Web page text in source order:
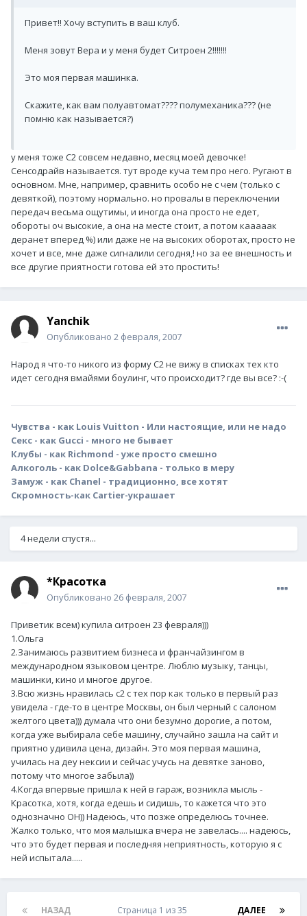
Привет!! Хочу вступить в ваш клуб.
Меня зовут Вера и у меня будет Ситроен 2!!!!!!!
Это моя первая машинка.
Скажите, как вам полуавтомат???? полумеханика??? (не
помню как называется?)
у меня тоже С2 совсем недавно, месяц моей девочке!
Сенсодрайв называется. тут вроде куча тем про него. Ругают в
основном. Мне, например, сравнить особо не с чем (только с
девяткой), поэтому нормально. но провалы в переключении
передач весьма ощутимы, и иногда она просто не едет,
обороты оч высокие, а она на месте стоит, а потом кааааак
деранет вперед %) или даже не на высоких оборотах, просто не
хочет и все, мне даже сигналили сегодня,! но за ее внешность и
все другие приятности готова ей это простить!
Yanchik
Опубликовано 2 февраля, 2007
Народ я что-то никого из форму С2 не вижу в списках тех кто
идет сегодня вмайями боулинг, что происходит? где вы все? :-(
Чувства - как Louis Vuitton - Или настоящие, или не надо
Секс - как Gucci - много не бывает
Клубы - как Richmond - уже просто смешно
Алкоголь - как Dolce&Gabbana - только в меру
Замуж - как Chanel - традиционно, все хотят
Скромность-как Cartier-украшает
4 недели спустя...
*Красотка
Опубликовано 26 февраля, 2007
Приветик всем) купила ситроен 23 февраля)))
1.Ольга
2.Занимаюсь развитием бизнеса и франчайзингом в
международном языковом центре. Люблю музыку, танцы,
машинки, кино и многое другое.
3.Всю жизнь нравилась с2 с тех пор как только в первый раз
увидела - где-то в центре Москвы, он был черный с салоном
желтого цвета))) думала что они безумно дорогие, а потом,
когда уже выбирала себе машину, случайно зашла на сайт и
приятно удивила цена, дизайн. Это моя первая машина,
училась на деу нексии и сейчас учусь на девятке заново,
потому что многое забыла))
4.Когда впервые пришла к ней в гараж, возникла мысль -
Красотка, хотя, когда едешь и сидишь, то кажется что это
однозначно ОН)) Надеюсь, что позже определюсь точнее.
Жалко только, что моя малышка вчера не завелась.... надеюсь,
что это будет первая и последняя неприятность, которую я с
ней испытала.....
НАЗАД ДАЛЕЕ
Страница 1 из 35